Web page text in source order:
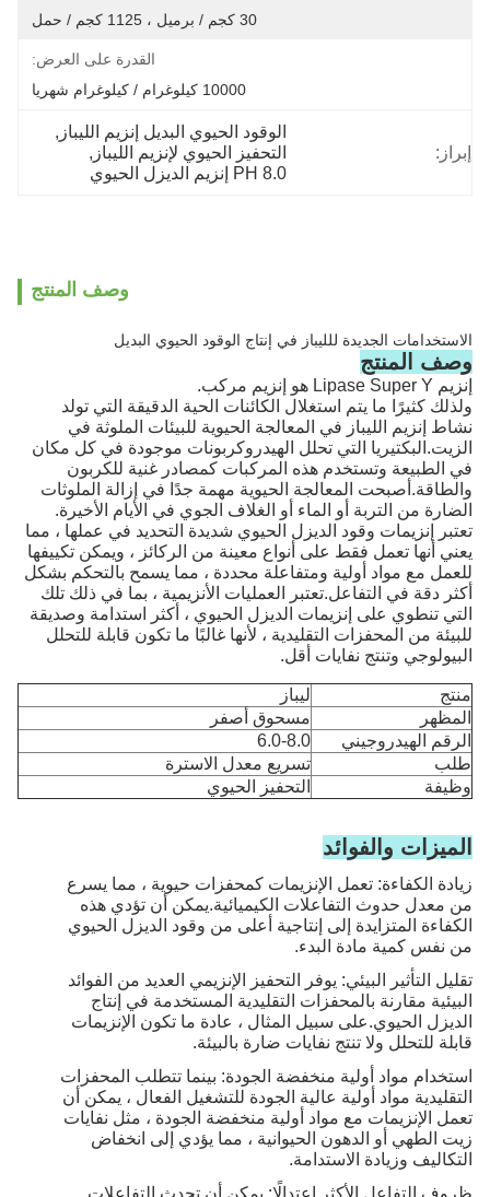
30 كجم / برميل ، 1125 كجم / حمل
القدرة على العرض:
10000 كيلوغرام / كيلوغرام شهريا
إبراز:
الوقود الحيوي البديل إنزيم الليباز ,
التحفيز الحيوي لإنزيم الليباز ,
PH 8.0 إنزيم الديزل الحيوي
وصف المنتج
الاستخدامات الجديدة للليباز في إنتاج الوقود الحيوي البديل
وصف المنتج
إنزيم Lipase Super Y هو إنزيم مركب.
ولذلك كثيرًا ما يتم استغلال الكائنات الحية الدقيقة التي تولد
نشاط إنزيم الليباز في المعالجة الحيوية للبيئات الملوثة في
الزيت.البكتيريا التي تحلل الهيدروكربونات موجودة في كل مكان
في الطبيعة وتستخدم هذه المركبات كمصادر غنية للكربون
والطاقة.أصبحت المعالجة الحيوية مهمة جدًا في إزالة الملوثات
الضارة من التربة أو الماء أو الغلاف الجوي في الأيام الأخيرة.
تعتبر إنزيمات وقود الديزل الحيوي شديدة التحديد في عملها ، مما
يعني أنها تعمل فقط على أنواع معينة من الركائز ، ويمكن تكييفها
للعمل مع مواد أولية ومتفاعلة محددة ، مما يسمح بالتحكم بشكل
أكثر دقة في التفاعل.تعتبر العمليات الأنزيمية ، بما في ذلك تلك
التي تنطوي على إنزيمات الديزل الحيوي ، أكثر استدامة وصديقة
للبيئة من المحفزات التقليدية ، لأنها غالبًا ما تكون قابلة للتحلل
البيولوجي وتنتج نفايات أقل.
منتج
ليباز
المظهر
مسحوق أصفر
الرقم الهيدروجيني
6.0-8.0
طلب
تسريع معدل الاسترة
وظيفة
التحفيز الحيوي
الميزات والفوائد
زيادة الكفاءة: تعمل الإنزيمات كمحفزات حيوية ، مما يسرع
من معدل حدوث التفاعلات الكيميائية.يمكن أن تؤدي هذه
الكفاءة المتزايدة إلى إنتاجية أعلى من وقود الديزل الحيوي
من نفس كمية مادة البدء.
تقليل التأثير البيئي: يوفر التحفيز الإنزيمي العديد من الفوائد
البيئية مقارنة بالمحفزات التقليدية المستخدمة في إنتاج
الديزل الحيوي.على سبيل المثال ، عادة ما تكون الإنزيمات
قابلة للتحلل ولا تنتج نفايات ضارة بالبيئة.
استخدام مواد أولية منخفضة الجودة: بينما تتطلب المحفزات
التقليدية مواد أولية عالية الجودة للتشغيل الفعال ، يمكن أن
تعمل الإنزيمات مع مواد أولية منخفضة الجودة ، مثل نفايات
زيت الطهي أو الدهون الحيوانية ، مما يؤدي إلى انخفاض
التكاليف وزيادة الاستدامة.
ظروف التفاعل الأكثر اعتدالًا: يمكن أن تحدث التفاعلات